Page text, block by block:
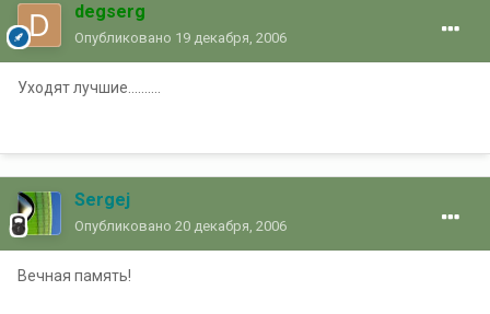
degserg
Опубликовано 19 декабря, 2006
Уходят лучшие..........
Sergej
Опубликовано 20 декабря, 2006
Вечная память!